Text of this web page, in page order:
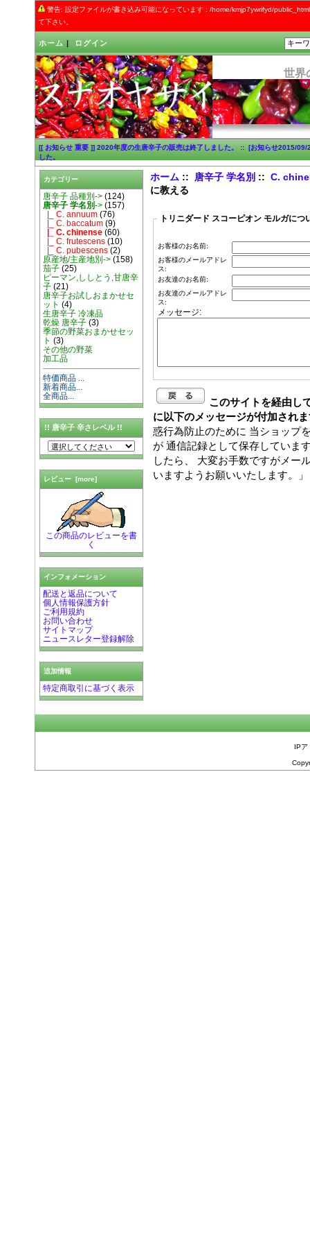
警告: 設定ファイルが書き込み可能になっています : /home/kmjp7ywrifyd/
て下さい。
ホーム | ログイン
世界
[[ お知らせ 重要 ]] 2020年度の生唐辛子の販売は終了しました。 ::[お知らせ2015/09/
した。
カテゴリー
唐辛子 品種別->(124)
唐辛子 学名別->(157)
|_ C. annuum(76)
|_ C. baccatum(9)
|_ C. chinense(60)
|_ C. frutescens(10)
|_ C. pubescens(2)
原産地/主産地別->(158)
茄子(25)
ピーマン,ししとう,甘唐辛
子(21)
唐辛子お試しおまかせセ
ット (4)
生唐辛子 冷凍品
乾燥 唐辛子(3)
季節の野菜おまかせセッ
ト (3)
その他の野菜
加工品
特価商品 ...
新着商品...
全商品...
!! 唐辛子 辛さレベル !!
レビュー [more]
この商品のレビューを書
く
インフォメーション
配送と返品について
個人情報保護方針
ご利用規約
お問い合わせ
サイトマップ
ニュースレター登録解除
追加情報
特定商取引に基づく表示
ホーム :: 唐辛子 学名別 ::C.
に教える
トリニダード スコーピオン モルガにつ
お客様のお名前:
お客様のメールアドレ
ス:
お友達のお名前:
お友達のメールアドレ
ス:
メッセージ:
このサイトを経由し
に以下のメッセージが付加され
惑行為防止のために 当ショップ
が 通信記録として保存していま
したら、 大変お手数ですがメー
いますようお願いいたします。」
IP